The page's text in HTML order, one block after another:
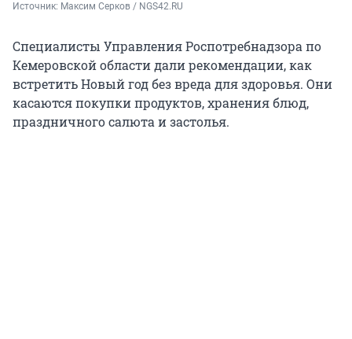
Источник: Максим Серков / NGS42.RU
Специалисты Управления Роспотребнадзора по
Кемеровской области дали рекомендации, как
встретить Новый год без вреда для здоровья. Они
касаются покупки продуктов, хранения блюд,
праздничного салюта и застолья.